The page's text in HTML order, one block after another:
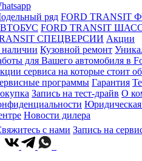
ряд FORD TRANSIT
FORD TRANSIT
СПЕЦВЕРСИИ Акции
Кузовной ремонт
для Вашего автомобиля в
сервиса на которые стоит
программы Гарантия
Запись на тест-драйв О
Новости дилера
с нами Запись на